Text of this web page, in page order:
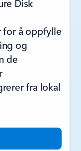
Disk
for å oppfylle
og
de
fra lokal